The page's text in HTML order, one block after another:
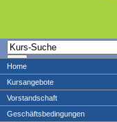
Home
Kursangebote
Vorstandschaft
Geschäftsbedingungen